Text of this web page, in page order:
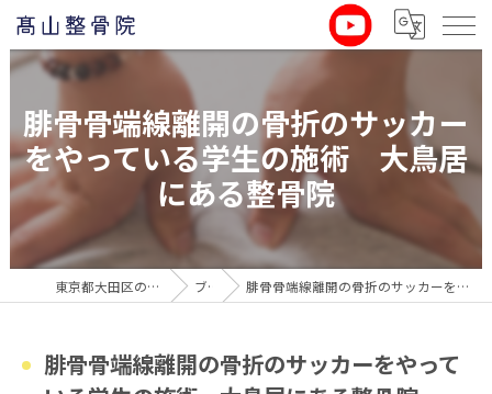
腓骨骨端線離開の骨折のサッカー
をやっている学生の施術 大鳥居
にある整骨院
東京都大田区の整骨院なら髙山整骨院 ブログ 腓骨骨端線離開の骨折のサッカーをやっている学生の施術 大鳥居にある整骨院
腓骨骨端線離開の骨折のサッカーをやって